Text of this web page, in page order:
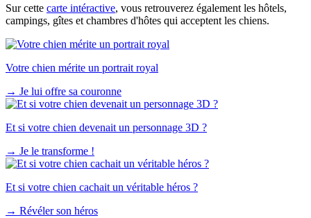
Sur cette carte intéractive, vous retrouverez également les hôtels,
campings, gîtes et chambres d'hôtes qui acceptent les chiens.
Votre chien mérite un portrait royal
→ Je lui offre sa couronne
Et si votre chien devenait un personnage 3D ?
→ Je le transforme !
Et si votre chien cachait un véritable héros ?
→ Révéler son héros